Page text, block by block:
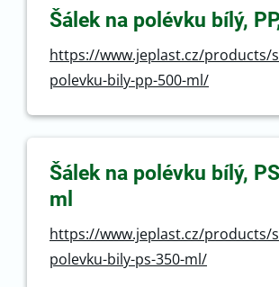
Šálek na polévku bílý,
https://www.jeplast.cz/products/
polevku-bily-pp-500-ml/
Šálek na polévku bílý,
ml
https://www.jeplast.cz/products/
polevku-bily-ps-350-ml/